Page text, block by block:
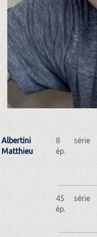
Albertini
Matthieu
8
ép.
série
45
ép.
série